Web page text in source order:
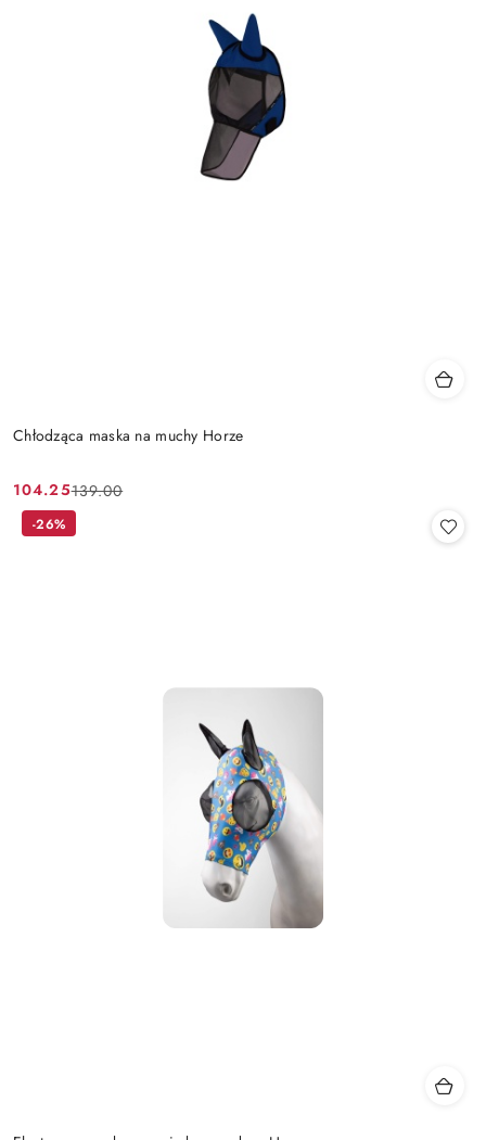
Chłodząca maska na muchy Horze
Cena
promocyjna:
104.25
Cena
przed
139.00
-26%